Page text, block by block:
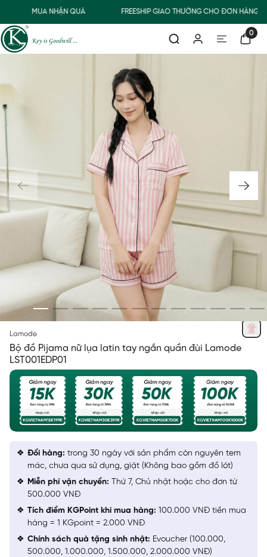
MUA NHẬN QUÀ FREESHIP GIAO THƯỜNG CHO ĐƠN HÀNG
0
Lamode
Bộ đồ Pijama nữ lụa latin tay ngắn quần đùi Lamode
LST001EDP01
Đổi hàng: trong 30 ngày với sản phẩm còn nguyên tem
mác, chưa qua sử dụng, giặt (Không bao gồm đồ lót)
Miễn phí vận chuyển: Thứ 7, Chủ nhật hoặc cho đơn từ
500.000 VNĐ
Tích điểm KGPoint khi mua hàng: 100.000 VNĐ tiền mua
hàng = 1 KGpoint = 2.000 VNĐ
Chính sách quà tặng sinh nhật: Evoucher (100.000,
500.000, 1.000.000, 1.500.000, 2.000.000 VNĐ)